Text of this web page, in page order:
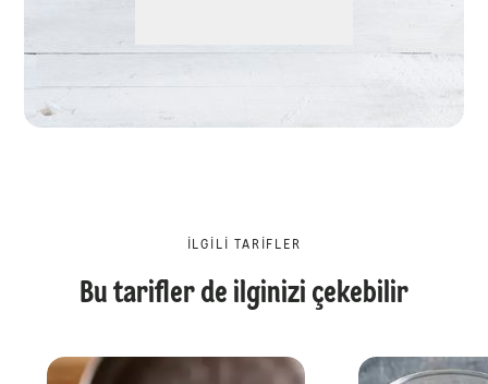
İLGILI TARIFLER
Bu tarifler de ilginizi çekebilir